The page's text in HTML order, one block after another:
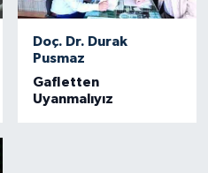
Doç. Dr. Durak
Pusmaz
Gafletten
Uyanmalıyız